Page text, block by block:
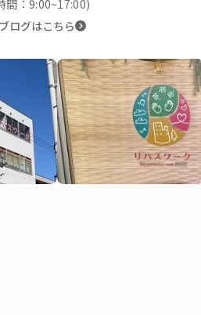
間：9:00~17:00)
ログはこちら